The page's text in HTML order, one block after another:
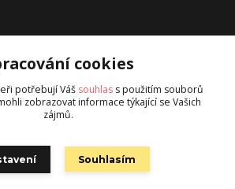
cookies
potřebují Váš souhlas s použitím souborů
zobrazovat informace týkající se Vašich
zájmů.
Souhlasím